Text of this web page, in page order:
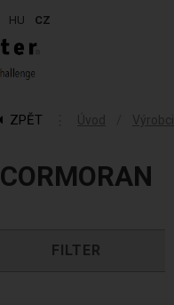
HU CZ
ZPĚT Úvod Výrobci
CORMORAN
FILTER